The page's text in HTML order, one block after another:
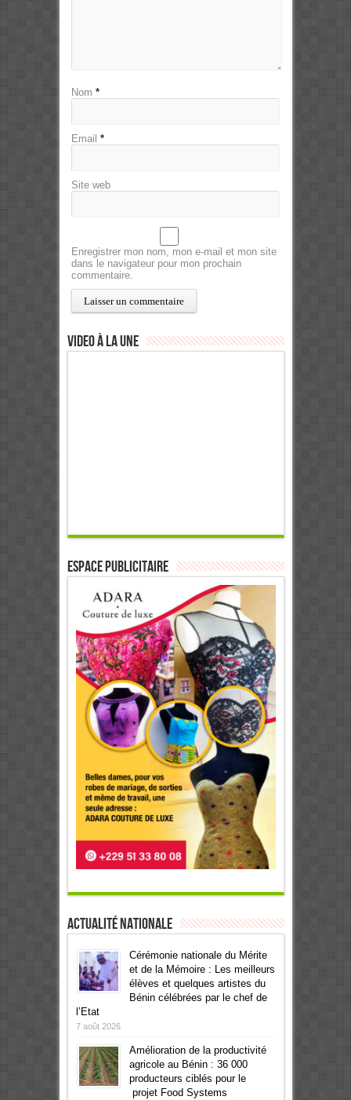
Nom *
Email *
Site web
Enregistrer mon nom, mon e-mail et mon site
dans le navigateur pour mon prochain
commentaire.
Video à la Une
ESPACE PUBLICITAIRE
Actualité Nationale
Cérémonie nationale du Mérite
et de la Mémoire : Les meilleurs
élèves et quelques artistes du
Bénin célébrées par le chef de
l’Etat
7 août 2026
Amélioration de la productivité
agricole au Bénin : 36 000
producteurs ciblés pour le
projet Food Systems